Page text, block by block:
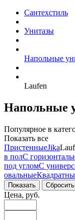
Сантехстиль
Унитазы
Напольные
Laufen
Напольные
Популярное в
Показать все
ПристенныеJika
в полС
под угломС
овальные
Цена, руб.